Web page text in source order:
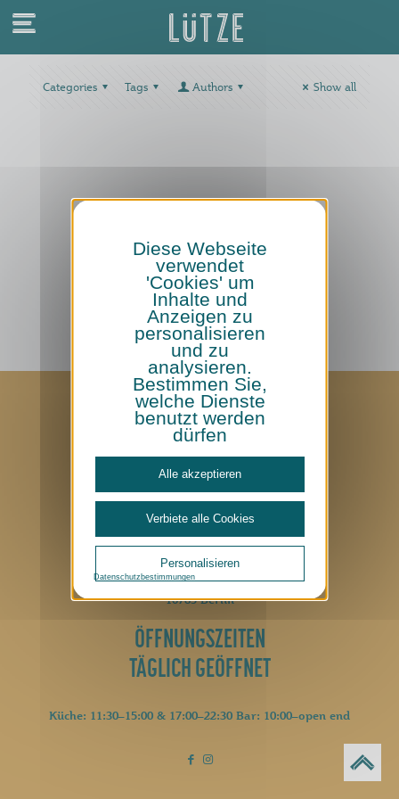
Categories Tags Authors Show all
CONTACT
hallo@luetze-berlin.de
Lützowplatz 17
10785 Berlin
ÖFFNUNGSZEITEN
TÄGLICH GEÖFFNET
Küche: 11:30–15:00 & 17:00–22:30 Bar: 10:00–open end
Datenschutz
Cookie-Richtlinie
Impressum
Diese Webseite
verwendet
'Cookies' um
Inhalte und
Anzeigen zu
personalisieren
und zu
analysieren.
Bestimmen Sie,
welche Dienste
benutzt werden
dürfen
Alle akzeptieren
Verbiete alle Cookies
Personalisieren
Datenschutzbestimmungen